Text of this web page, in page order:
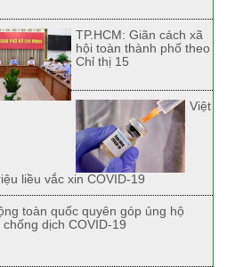
TP.HCM: Giãn cách xã
hội toàn thành phố theo
Chỉ thị 15
Việt
liều vắc xin COVID-19
toàn quốc quyên góp ủng hộ
chống dịch COVID-19